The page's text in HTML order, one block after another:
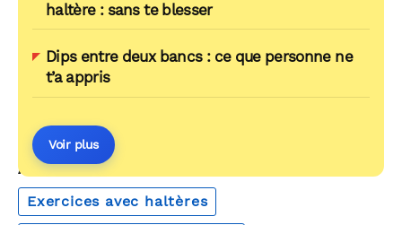
haltère : sans te blesser
Dips entre deux bancs : ce que personne ne
t’a appris
Voir plus
AUTOUR DU MÊME THÈME
Exercices avec haltères